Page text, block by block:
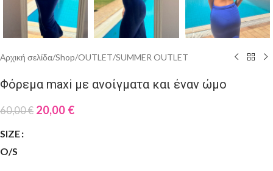
Αρχική σελίδα/Shop/OUTLET/SUMMER OUTLET
Φόρεμα maxi με ανοίγματα και έναν ώμο
60,00€ 20,00 €
SIZE
O/S